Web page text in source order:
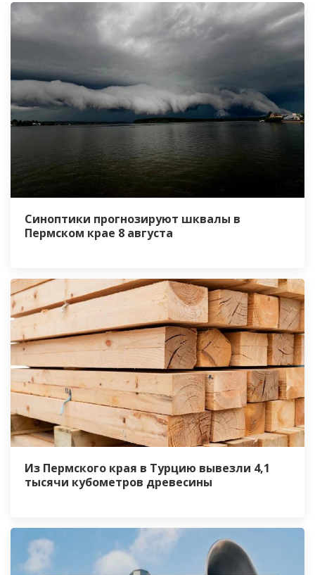
Синоптики прогнозируют шквалы в
Пермском крае 8 августа
Из Пермского края в Турцию вывезли 4,1
тысячи кубометров древесины